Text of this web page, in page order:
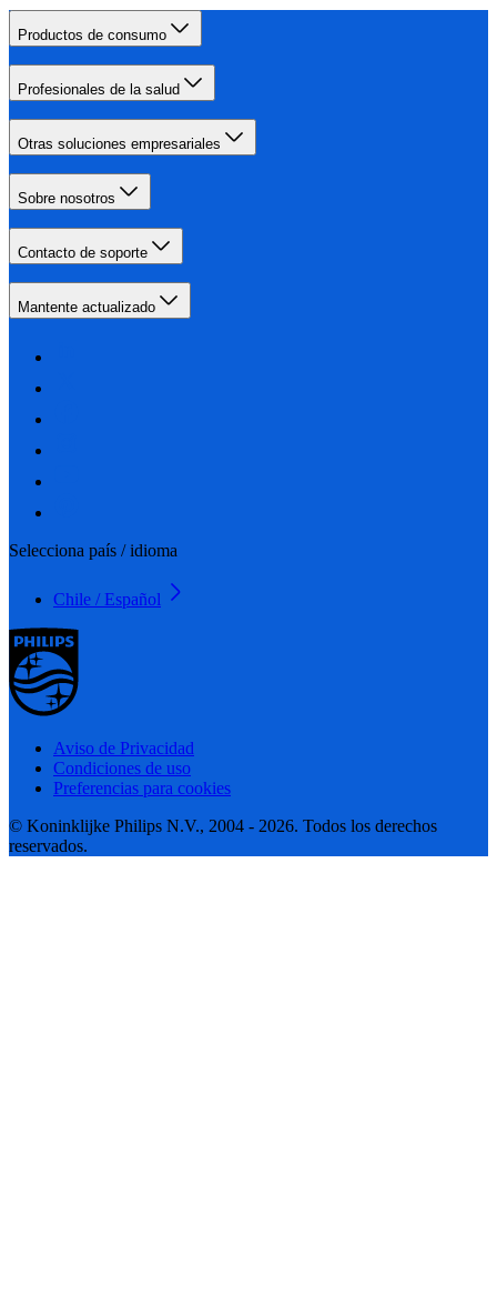
Productos de consumo
Profesionales de la salud
Otras soluciones empresariales
Sobre nosotros
Contacto de soporte
Mantente actualizado
Selecciona país / idioma
Chile / Español
Aviso de Privacidad
Condiciones de uso
Preferencias para cookies
© Koninklijke Philips N.V., 2004 - 2026. Todos los derechos
reservados.